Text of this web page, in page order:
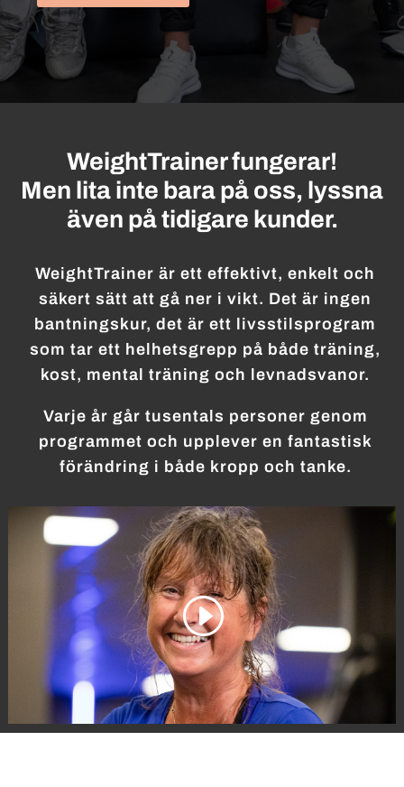
WeightTrainer fungerar!
Men lita inte bara på oss, lyssna
även på tidigare kunder.
WeightTrainer är ett effektivt, enkelt och
säkert sätt att gå ner i vikt. Det är ingen
bantningskur, det är ett livsstilsprogram
som tar ett helhetsgrepp på både träning,
kost, mental träning och levnadsvanor.
Varje år går tusentals personer genom
programmet och upplever en fantastisk
förändring i både kropp och tanke.